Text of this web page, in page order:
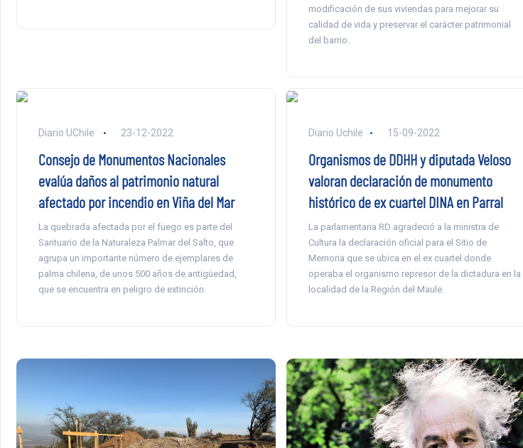
modificación de sus viviendas para mejorar su
calidad de vida y preservar el carácter patrimonial
del barrio.
Diario UChile 23-12-2022
Consejo de Monumentos Nacionales
evalúa daños al patrimonio natural
afectado por incendio en Viña del Mar
La quebrada afectada por el fuego es parte del
Santuario de la Naturaleza Palmar del Salto, que
agrupa un importante número de ejemplares de
palma chilena, de unos 500 años de antigüedad,
que se encuentra en peligro de extinción.
Diario Uchile 15-09-2022
Organismos de DDHH y diputada Veloso
valoran declaración de monumento
histórico de ex cuartel DINA en Parral
La parlamentaria RD agradeció a la ministra de
Cultura la declaración oficial para el Sitio de
Memoria que se ubica en el ex cuartel donde
operaba el organismo represor de la dictadura en la
localidad de la Región del Maule.